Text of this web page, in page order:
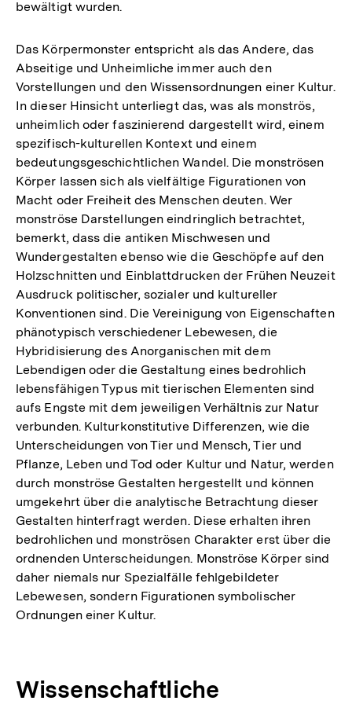
bewältigt wurden.
Das Körpermonster entspricht als das Andere, das
Abseitige und Unheimliche immer auch den
Vorstellungen und den Wissensordnungen einer Kultur.
In dieser Hinsicht unterliegt das, was als monströs,
unheimlich oder faszinierend dargestellt wird, einem
spezifisch-kulturellen Kontext und einem
bedeutungsgeschichtlichen Wandel. Die monströsen
Körper lassen sich als vielfältige Figurationen von
Macht oder Freiheit des Menschen deuten. Wer
monströse Darstellungen eindringlich betrachtet,
bemerkt, dass die antiken Mischwesen und
Wundergestalten ebenso wie die Geschöpfe auf den
Holzschnitten und Einblattdrucken der Frühen Neuzeit
Ausdruck politischer, sozialer und kultureller
Konventionen sind. Die Vereinigung von Eigenschaften
phänotypisch verschiedener Lebewesen, die
Hybridisierung des Anorganischen mit dem
Lebendigen oder die Gestaltung eines bedrohlich
lebensfähigen Typus mit tierischen Elementen sind
aufs Engste mit dem jeweiligen Verhältnis zur Natur
verbunden. Kulturkonstitutive Differenzen, wie die
Unterscheidungen von Tier und Mensch, Tier und
Pflanze, Leben und Tod oder Kultur und Natur, werden
durch monströse Gestalten hergestellt und können
umgekehrt über die analytische Betrachtung dieser
Gestalten hinterfragt werden. Diese erhalten ihren
bedrohlichen und monströsen Charakter erst über die
ordnenden Unterscheidungen. Monströse Körper sind
daher niemals nur Spezialfälle fehlgebildeter
Lebewesen, sondern Figurationen symbolischer
Ordnungen einer Kultur.
Wissenschaftliche